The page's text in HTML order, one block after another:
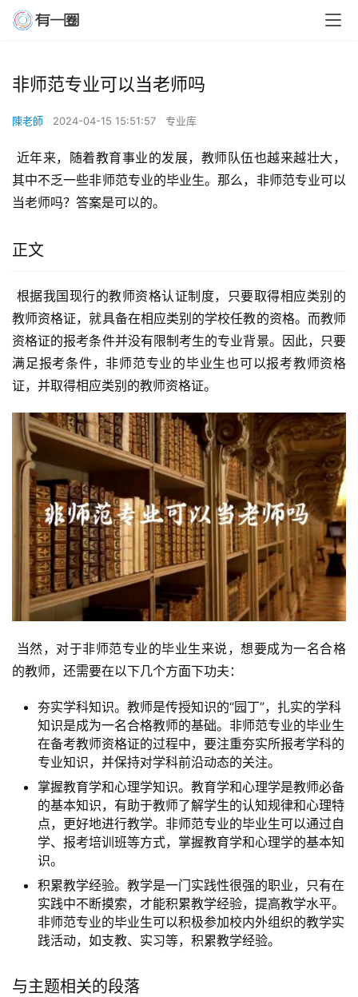
非师范专业可以当老师吗
陳老師 2024-04-15 15:51:57 专业库
其中不乏一些非师范专业的毕业生。那么，非师范专业可以
当老师吗？答案是可以的。
正文
教师资格证，就具备在相应类别的学校任教的资格。而教师
资格证的报考条件并没有限制考生的专业背景。因此，只要
满足报考条件，非师范专业的毕业生也可以报考教师资格
证，并取得相应类别的教师资格证。
的教师，还需要在以下几个方面下功夫：
夯实学科知识。教师是传授知识的“园丁”，扎实的学科
知识是成为一名合格教师的基础。非师范专业的毕业生
在备考教师资格证的过程中，要注重夯实所报考学科的
专业知识，并保持对学科前沿动态的关注。
掌握教育学和心理学知识。教育学和心理学是教师必备
的基本知识，有助于教师了解学生的认知规律和心理特
点，更好地进行教学。非师范专业的毕业生可以通过自
学、报考培训班等方式，掌握教育学和心理学的基本知
识。
积累教学经验。教学是一门实践性很强的职业，只有在
实践中不断摸索，才能积累教学经验，提高教学水平。
非师范专业的毕业生可以积极参加校内外组织的教学实
践活动，如支教、实习等，积累教学经验。
与主题相关的段落